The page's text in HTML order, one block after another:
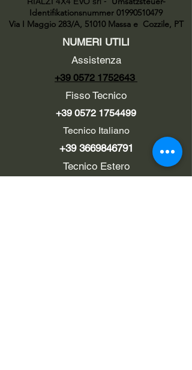
Identifikationsnummer 01990510479
Via I Maggio 283/A, 51010 Massa e Cozzile, PT
NUMERI UTILI
Assistenza
+39 0572 1752643
Fisso Tecnico
+39 0572 1754499
Tecnico Italiano
+39 3669846791
Tecnico Estero